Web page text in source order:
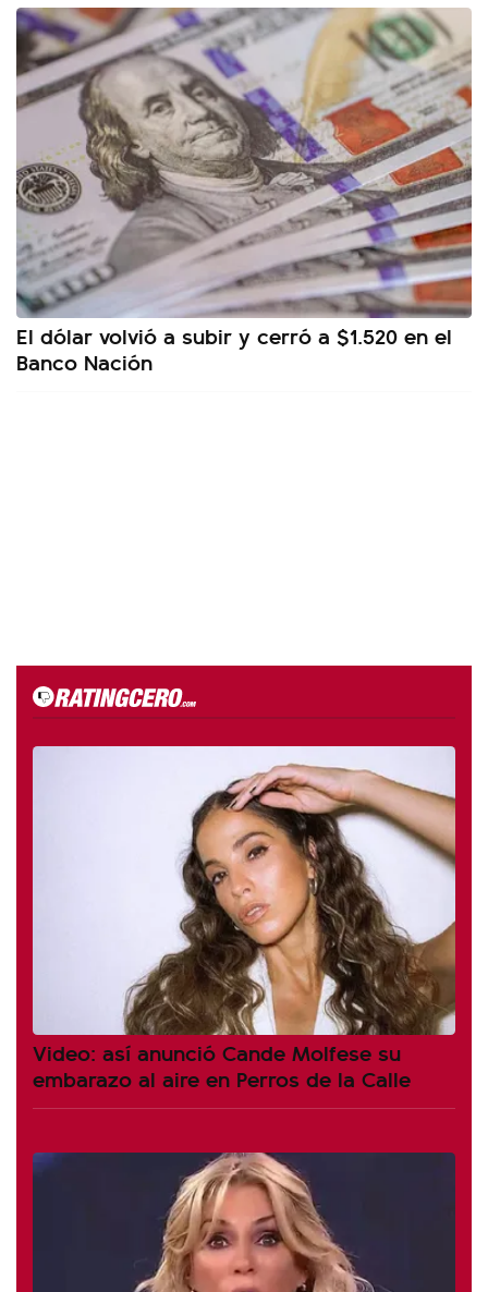
El dólar volvió a subir y cerró a $1.520 en el
Banco Nación
Video: así anunció Cande Molfese su
embarazo al aire en Perros de la Calle